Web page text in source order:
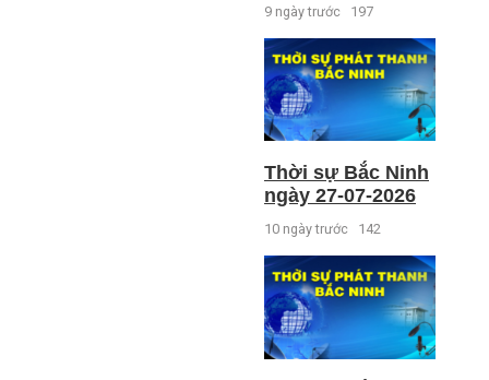
9 ngày trước 197
Thời sự Bắc Ninh
ngày 27-07-2026
10 ngày trước 142